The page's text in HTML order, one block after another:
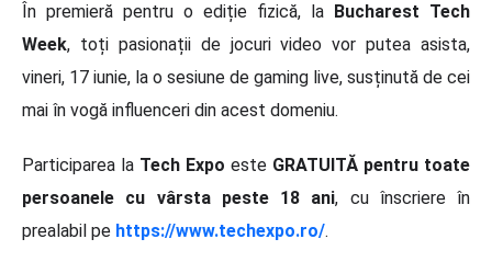
În premieră pentru o ediție fizică, la
Bucharest Tech
Week, toți pasionații de jocuri video vor putea asista,
vineri, 17 iunie, la o sesiune de gaming live, susținută de cei
mai în vogă influenceri din acest domeniu.
Participarea la Tech Expo este GRATUITĂ pentru toate
persoanele cu vârsta peste 18 ani, cu înscriere în
prealabil pe https://www.techexpo.ro/.